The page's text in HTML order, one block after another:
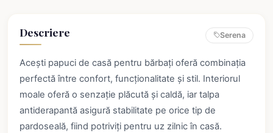
Descriere Serena
Acești papuci de casă pentru bărbați oferă combinația
perfectă între confort, funcționalitate și stil. Interiorul
moale oferă o senzație plăcută și caldă, iar talpa
antiderapantă asigură stabilitate pe orice tip de
pardoseală, fiind potriviți pentru uz zilnic în casă.